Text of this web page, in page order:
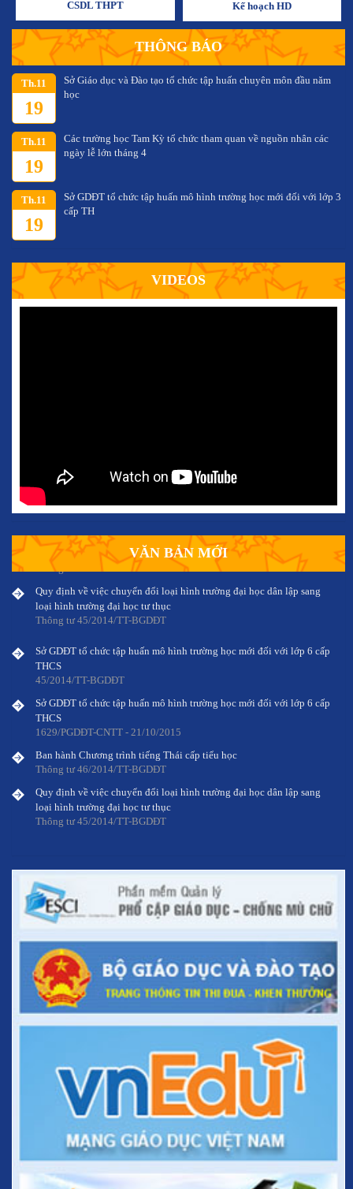
CSDL THPT Kế hoạch HD
THÔNG BÁO
Th.11
19
Sở Giáo dục và Đào tạo tổ chức tập huấn chuyên môn đầu năm
học
Th.11
19
Các trường học Tam Kỳ tổ chức tham quan về nguồn nhân các
ngày lễ lớn tháng 4
Th.11
19
Sở GDĐT tổ chức tập huấn mô hình trường học mới đối với lớp 3
cấp TH
VIDEOS
VĂN BẢN MỚI
45/2014/TT-BGDĐT
Sở GDĐT tổ chức tập huấn mô hình trường học mới đối với lớp 6 cấp
THCS
Ban hành Chương trình tiếng Thái cấp tiểu học
Thông tư 46/2014/TT-BGDĐT
loại hình trường đại học tư thục
Thông tư 45/2014/TT-BGDĐT
THCS
45/2014/TT-BGDĐT
THCS
1629/PGDĐT-CNTT - 21/10/2015
Thông tư 46/2014/TT-BGDĐT
loại hình trường đại học tư thục
Thông tư 45/2014/TT-BGDĐT